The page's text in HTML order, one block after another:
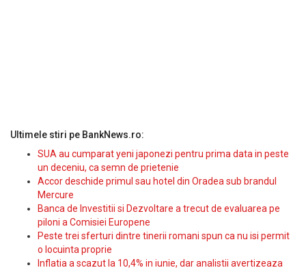
Ultimele stiri pe BankNews.ro:
SUA au cumparat yeni japonezi pentru prima data in peste
un deceniu, ca semn de prietenie
Accor deschide primul sau hotel din Oradea sub brandul
Mercure
Banca de Investitii si Dezvoltare a trecut de evaluarea pe
piloni a Comisiei Europene
Peste trei sferturi dintre tinerii romani spun ca nu isi permit
o locuinta proprie
Inflatia a scazut la 10,4% in iunie, dar analistii avertizeaza